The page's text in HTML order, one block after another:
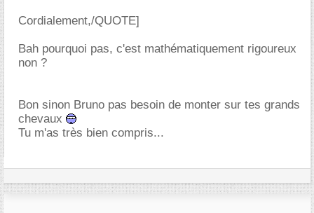
Cordialement,/QUOTE]
Bah pourquoi pas, c'est mathématiquement rigoureux
non ?
Bon sinon Bruno pas besoin de monter sur tes grands
chevaux
Tu m'as très bien compris...